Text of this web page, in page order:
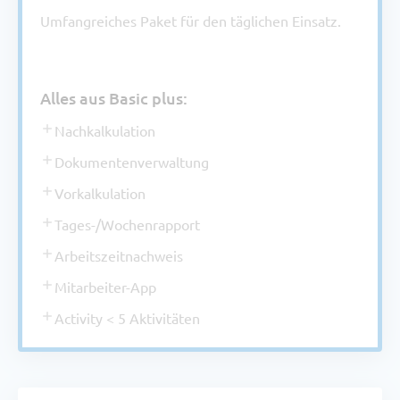
Umfangreiches Paket für den täglichen Einsatz.
Alles aus Basic plus:
Nachkalkulation
Dokumentenverwaltung
Vorkalkulation
Tages-/Wochenrapport
Arbeitszeitnachweis
Mitarbeiter-App
Activity < 5 Aktivitäten